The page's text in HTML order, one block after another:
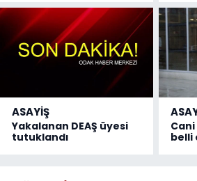
ASAYİŞ
Yakalanan DEAŞ üyesi
tutuklandı
Cani
belli